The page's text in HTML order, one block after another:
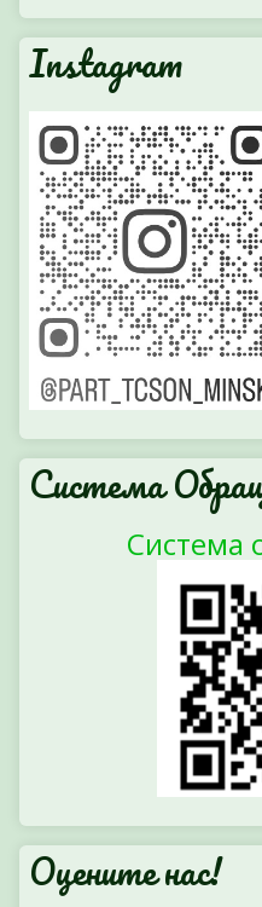
Instagram
Система
Система
Оцените нас!